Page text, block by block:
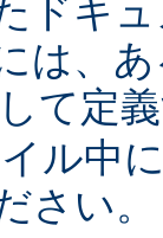
ドキ
は、
て定
ル中
さい